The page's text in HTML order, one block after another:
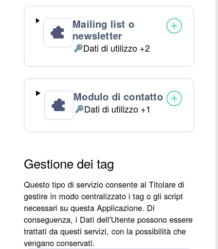
Mailing list o
newsletter
Dati
Personali
trattati:
Dati di utilizzo +2
Modulo di contatto
DatiDati di utilizzo +1
Gestione dei tag
Questo tipo di servizio consente al Titolare di
gestire in modo centralizzato i tag o gli script
necessari su questa Applicazione. Di
conseguenza, i Dati dell'Utente possono essere
trattati da questi servizi, con la possibilità che
vengano conservati.